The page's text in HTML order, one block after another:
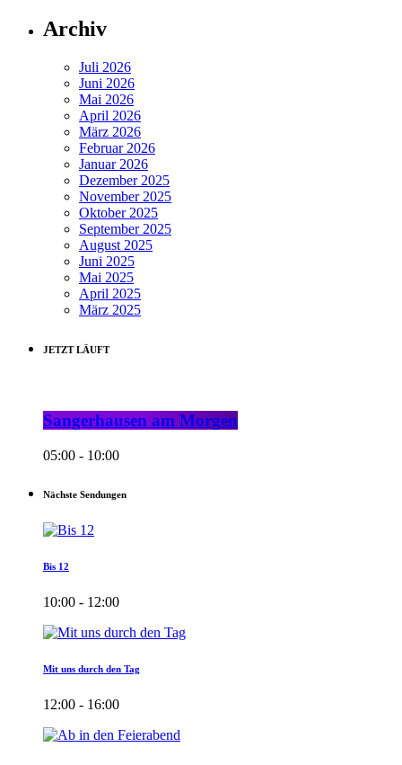
Archiv
Juli 2026
Juni 2026
Mai 2026
April 2026
März 2026
Februar 2026
Januar 2026
Dezember 2025
November 2025
Oktober 2025
September 2025
August 2025
Juni 2025
Mai 2025
April 2025
März 2025
JETZT LÄUFT
Sangerhausen am Morgen
05:00 - 10:00
Nächste Sendungen
Bis 12
10:00 - 12:00
Mit uns durch den Tag
12:00 - 16:00